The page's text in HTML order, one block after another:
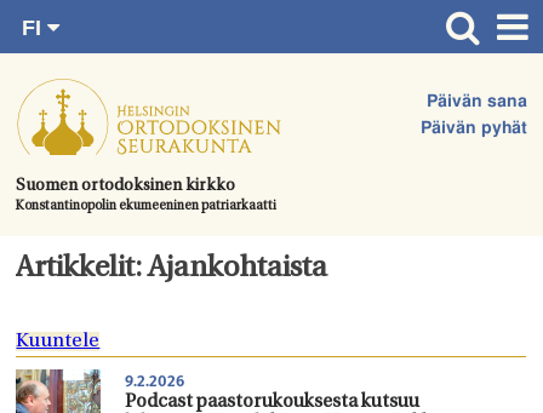
suoraan
sisältöön.
Suomen ortodoksinen kirkko
Konstantinopolin ekumeeninen patriarkaatti
Päivän sana
Päivän pyhät
FI
SV
EN
UA
Etusivu
Ajankohtaista
Juhlat & toimitukset
Kirkot
Tule mukaan
Hautausmaa
Artikkelit: Ajankohtaista
Kuuntele
9.2.2026
Podcast paastorukouksesta kutsuu